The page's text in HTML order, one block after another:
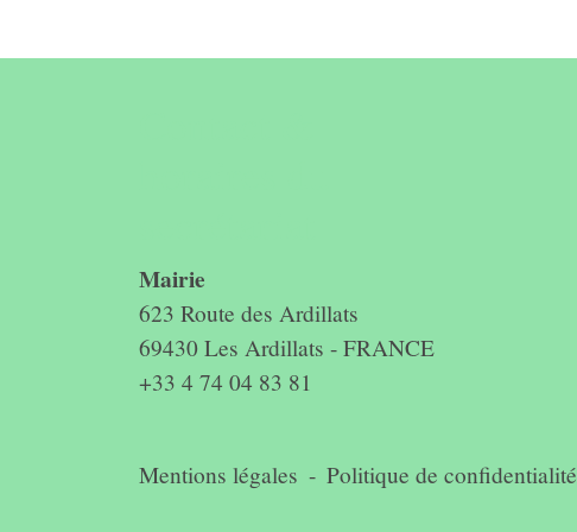
Mairie
623 Route des Ardillats
69430 Les Ardillats - FRANCE
+33 4 74 04 83 81
Mentions légales - Politique de confidentialité